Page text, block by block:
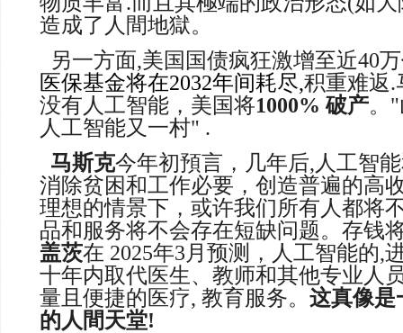
造成了人間地獄。
另一方面,美国国债疯狂激增至近40
医保基金将在2032年间耗尽,积重难返.
没有人工智能，美国将1000% 破产。
人工智能又一村" .
马斯克今年初預言 ，几年后,人工智
消除贫困和工作必要，创造普遍的高
理想的情景下，或许我们所有人都将
品和服务将不会存在短缺问题。存钱
盖茨在 2025年3月预测，人工智能的,
十年内取代医生、教师和其他专业人
量且便捷的医疗, 教育服务。 这真像是
的人間天堂!